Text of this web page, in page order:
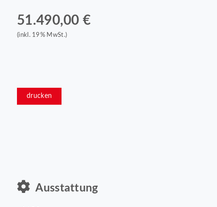
51.490,00 €
(inkl. 19% MwSt.)
drucken
Ausstattung